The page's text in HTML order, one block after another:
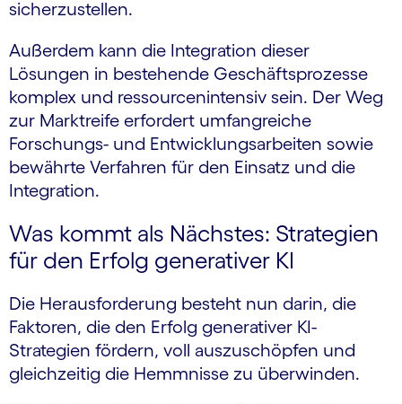
sicherzustellen.
Außerdem kann die Integration dieser
Lösungen in bestehende Geschäftsprozesse
komplex und ressourcenintensiv sein. Der Weg
zur Marktreife erfordert umfangreiche
Forschungs- und Entwicklungsarbeiten sowie
bewährte Verfahren für den Einsatz und die
Integration.
Was kommt als Nächstes: Strategien
für den Erfolg generativer KI
Die Herausforderung besteht nun darin, die
Faktoren, die den Erfolg generativer KI-
Strategien fördern, voll auszuschöpfen und
gleichzeitig die Hemmnisse zu überwinden.